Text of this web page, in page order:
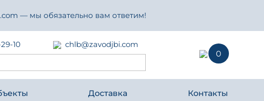
— мы обязательно вам ответим!
10
chlb@zavodjbi.com
0
Доставка Контакты